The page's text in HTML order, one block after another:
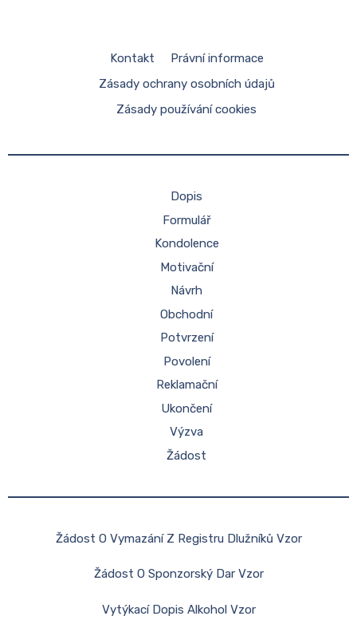
Kontakt
Právní informace
Zásady ochrany osobních údajů
Zásady používání cookies
Dopis
Formulář
Kondolence
Motivační
Návrh
Obchodní
Potvrzení
Povolení
Reklamační
Ukončení
Výzva
Žádost
Žádost O Vymazání Z Registru Dlužníků Vzor
Žádost O Sponzorský Dar Vzor
Vytýkací Dopis Alkohol Vzor